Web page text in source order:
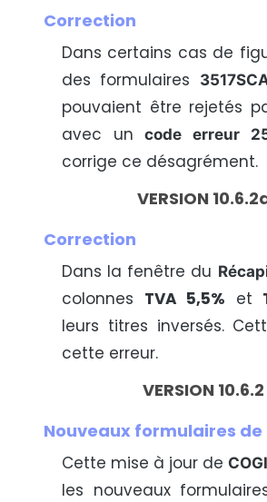
Correction
Dans certains cas de
des formulaires
pouvaient être rejetés
avec uncode erreur
corrige ce désagrément.
VERSION
Correction
Dans la fenêtre du
colonnes TVA 5,5% et
leurs titres inversés.
cette erreur.
VERSION 10.6.2
Nouveaux formulaires de
Cette mise à jour de
les nouveaux